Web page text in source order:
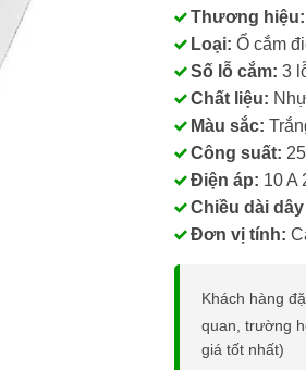
Thương hiệu:
Loại: Ổ cắm
Số lỗ cắm: 3
Chất liệu:
Màu sắc:
Công suất:
Điện áp: 10 A
Chiều dài
Đơn vị tính:
Khách hàng
quan, trường
giá tốt nhất)